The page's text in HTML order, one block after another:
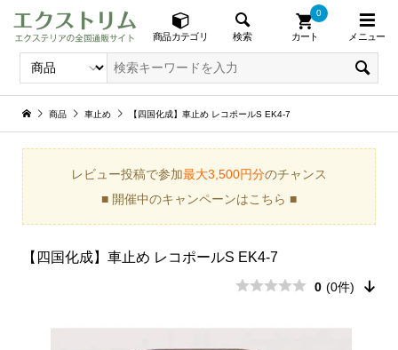
商品カテゴリ 検索 カート
0
メニュー
商品 車止め 【四国化成】車止め レコポールS EK4-7
レビュー投稿で参加最大3,500円分のチャンス
■ 開催中のキャンペーンはこちら ■
【四国化成】車止め レコポールS EK4-7
0 (0件)